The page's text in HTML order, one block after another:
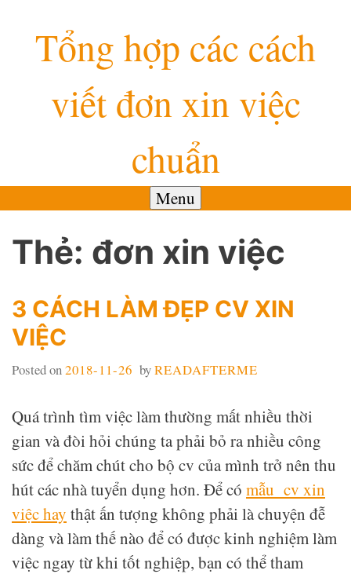
Tổng hợp các cách
viết đơn xin việc
chuẩn
Menu
Thẻ: đơn xin việc
3 CÁCH LÀM ĐẸP CV XIN
VIỆC
Posted on2018-11-26 byREADAFTERME
Quá trình tìm việc làm thường mất nhiều thời
gian và đòi hỏi chúng ta phải bỏ ra nhiều công
sức để chăm chút cho bộ cv của mình trở nên thu
hút các nhà tuyển dụng hơn. Để có mẫu cv xin
việc hay thật ấn tượng không phải là chuyện đễ
dàng và làm thế nào để có được kinh nghiệm làm
việc ngay từ khi tốt nghiệp, bạn có thể tham